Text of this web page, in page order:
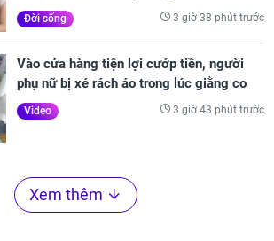
Đời sống 3 giờ 38 phút trước
Vào cửa hàng tiện lợi cướp tiền, người
phụ nữ bị xé rách áo trong lúc giằng co
Video 3 giờ 43 phút trước
Xem thêm